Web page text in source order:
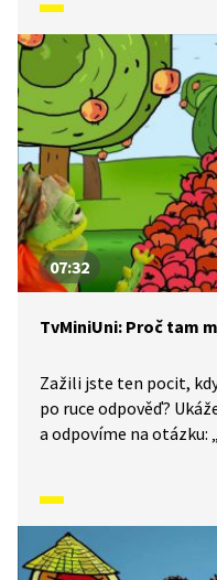
07:32
TvMiniUni: Proč tam
Zažili jste ten pocit,
po ruce odpověď?
a odpovíme na otázku: